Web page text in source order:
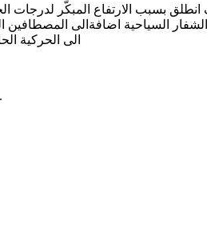
بسبب الارتفاع المبكّر لدرجات
الشفار السياحية اضافةالى
الى الحركية
المواطن يتحمل مسؤولية كبيرة والدولة ايضا عبر وحداتها الامنية مطالبة بتشديد الدوريات ومراقبة الحركة حتى نحمي المواطن من الحوادث الاليمة .